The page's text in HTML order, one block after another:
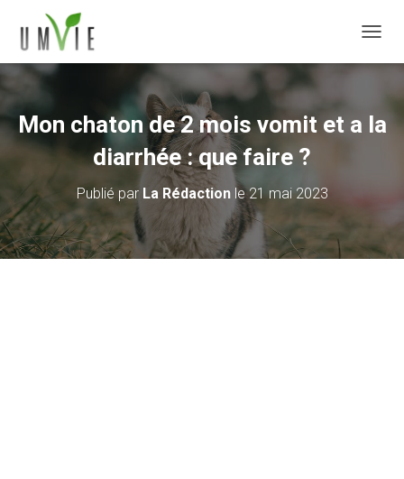
Mon chaton de 2 mois vomit et a la
diarrhée : que faire ?
Publié par La Rédactionle21 mai 2023